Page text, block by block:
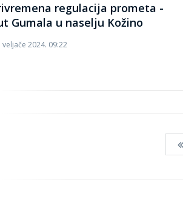
regulacija prometa -
Gumala u naselju Kožino
veljače 2024. 09:22